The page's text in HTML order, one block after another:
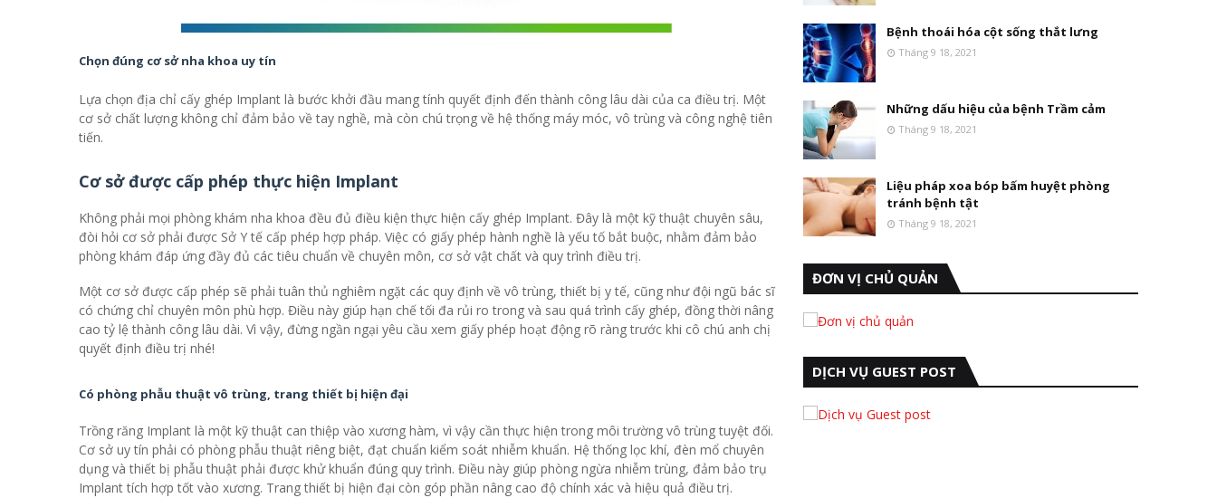
Chọn đúng cơ sở nha khoa uy tín
Lựa chọn địa chỉ cấy ghép Implant là bước khởi đầu mang tính quyết định đến thành công lâu dài của ca điều trị. Một
cơ sở chất lượng không chỉ đảm bảo về tay nghề, mà còn chú trọng về hệ thống máy móc, vô trùng và công nghệ tiên
tiến.
Cơ sở được cấp phép thực hiện Implant
Không phải mọi phòng khám nha khoa đều đủ điều kiện thực hiện cấy ghép Implant. Đây là một kỹ thuật chuyên sâu,
đòi hỏi cơ sở phải được Sở Y tế cấp phép hợp pháp. Việc có giấy phép hành nghề là yếu tố bắt buộc, nhằm đảm bảo
phòng khám đáp ứng đầy đủ các tiêu chuẩn về chuyên môn, cơ sở vật chất và quy trình điều trị.
Một cơ sở được cấp phép sẽ phải tuân thủ nghiêm ngặt các quy định về vô trùng, thiết bị y tế, cũng như đội ngũ bác sĩ
có chứng chỉ chuyên môn phù hợp. Điều này giúp hạn chế tối đa rủi ro trong và sau quá trình cấy ghép, đồng thời nâng
cao tỷ lệ thành công lâu dài. Vì vậy, đừng ngần ngại yêu cầu xem giấy phép hoạt động rõ ràng trước khi cô chú anh chị
quyết định điều trị nhé!
Có phòng phẫu thuật vô trùng, trang thiết bị hiện đại
Trồng răng Implant là một kỹ thuật can thiệp vào xương hàm, vì vậy cần thực hiện trong môi trường vô trùng tuyệt đối.
Cơ sở uy tín phải có phòng phẫu thuật riêng biệt, đạt chuẩn kiểm soát nhiễm khuẩn. Hệ thống lọc khí, đèn mổ chuyên
dụng và thiết bị phẫu thuật phải được khử khuẩn đúng quy trình. Điều này giúp phòng ngừa nhiễm trùng, đảm bảo trụ
Implant tích hợp tốt vào xương. Trang thiết bị hiện đại còn góp phần nâng cao độ chính xác và hiệu quả điều trị.
Bệnh thoái hóa cột sống thắt lưng
Tháng 9 18, 2021
Những dấu hiệu của bệnh Trầm cảm
Tháng 9 18, 2021
Liệu pháp xoa bóp bấm huyệt phòng
tránh bệnh tật
Tháng 9 18, 2021
ĐƠN VỊ CHỦ QUẢN
DỊCH VỤ GUEST POST